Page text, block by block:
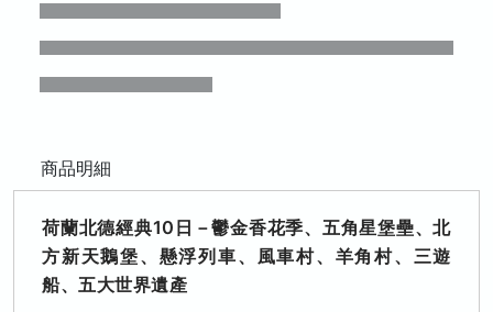
商品明細
荷蘭北德經典10日－鬱金香花季、五角星堡壘、北
方新天鵝堡、懸浮列車、風車村、羊角村、三遊
船、五大世界遺產